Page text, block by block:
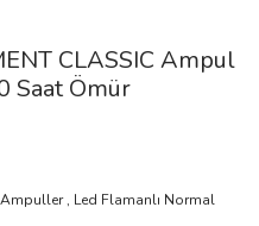
CLASSIC Ampul
Saat Ömür
Ampuller, Led Flamanlı Normal